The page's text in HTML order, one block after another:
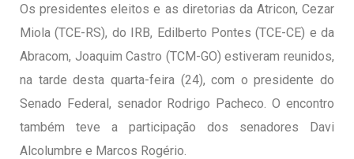
Os presidentes eleitos e as diretorias da Atricon, Cezar
Miola (TCE-RS), do IRB, Edilberto Pontes (TCE-CE) e da
Abracom, Joaquim Castro (TCM-GO) estiveram reunidos,
na tarde desta quarta-feira (24), com o presidente do
Senado Federal, senador Rodrigo Pacheco. O encontro
também teve a participação dos senadores Davi
Alcolumbre e Marcos Rogério.